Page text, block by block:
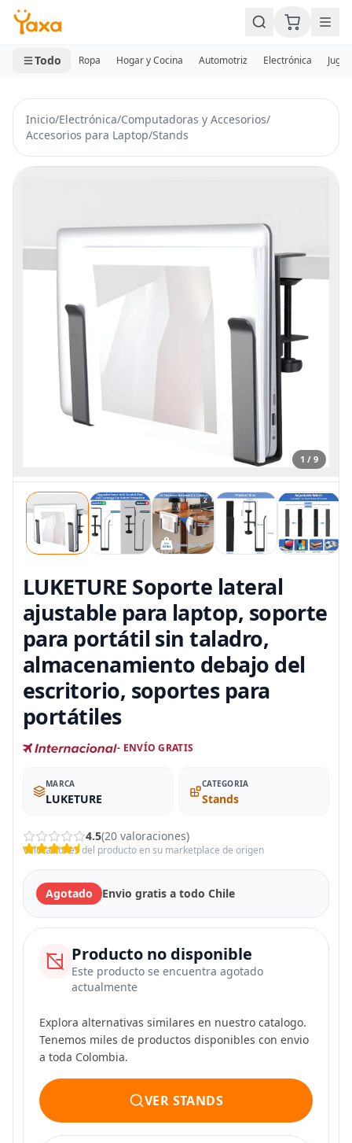
MINI CARRITO
0 productos
Todo Ropa Hogar y Cocina Automotriz Electrónica
Inicio/Electrónica/Computadoras y Accesorios/
Accesorios para Laptop/Stands
1 / 9
LUKETURE Soporte lateral
ajustable para laptop, soporte
para portátil sin taladro,
almacenamiento debajo del
escritorio, soportes para
portátiles
- ENVÍO GRATIS
MARCA
LUKETURE
CATEGORIA
Stands
4.5(20 valoraciones)
Valoraciones del producto en su marketplace de origen
Agotado Envio gratis a todo Chile
Producto no disponible
Este producto se encuentra agotado
actualmente
Explora alternativas similares en nuestro catalogo.
Tenemos miles de productos disponibles con envio
a toda Colombia.
VER STANDS